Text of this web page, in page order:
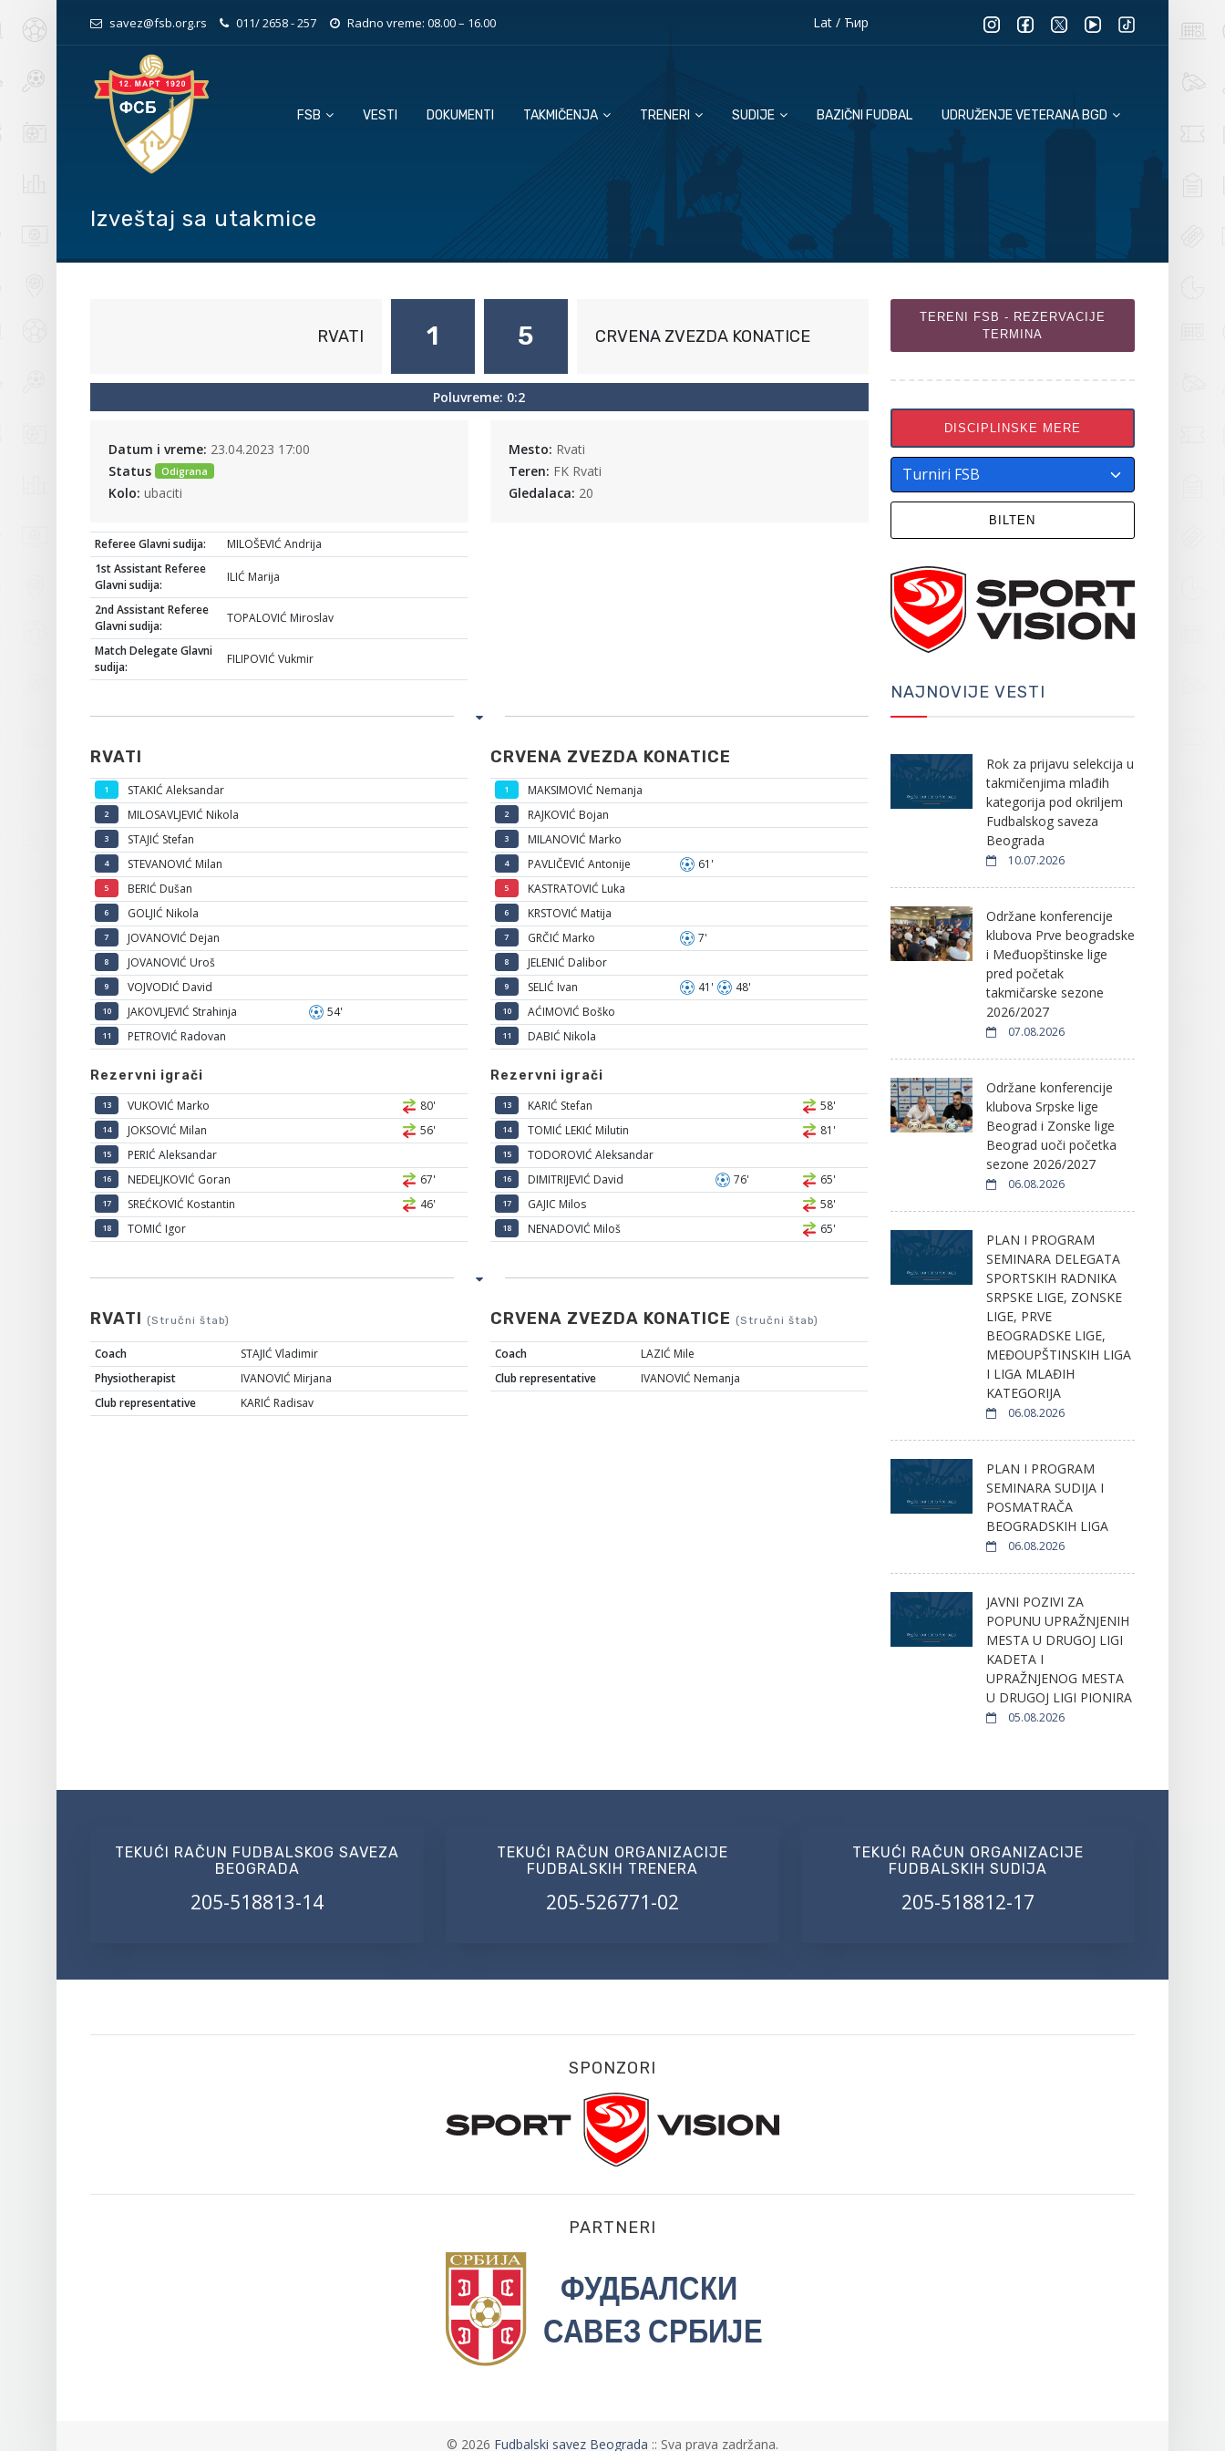
savez@fsb.org.rs 011/ 2658 - 257 Radno vreme: 08.00 – 16.00 Lat/ Ћир
FSB VESTI DOKUMENTI TAKMIČENJA TRENERI SUDIJE BAZIČNI FUDBAL UDRUŽENJE VETERANA BGD
Izveštaj sa utakmice
RVATI 1 5 CRVENA ZVEZDA KONATICE
Poluvreme: 0:2
Datum i vreme: 23.04.2023 17:00
Status
Odigrana
Kolo: ubaciti
Mesto: Rvati
Teren: FK Rvati
Gledalaca: 20
Referee Glavni sudija:
MILOŠEVIĆ Andrija
1st Assistant Referee
Glavni sudija:
ILIĆ Marija
2nd Assistant Referee
Glavni sudija:
TOPALOVIĆ Miroslav
Match Delegate Glavni
sudija:
FILIPOVIĆ Vukmir
RVATI
1 STAKIĆ Aleksandar
2 MILOSAVLJEVIĆ Nikola
3 STAJIĆ Stefan
4 STEVANOVIĆ Milan
5 BERIĆ Dušan
6 GOLJIĆ Nikola
7 JOVANOVIĆ Dejan
8 JOVANOVIĆ Uroš
9 VOJVODIĆ David
10 JAKOVLJEVIĆ Strahinja 54'
11 PETROVIĆ Radovan
Rezervni igrači
13 VUKOVIĆ Marko 80'
14 JOKSOVIĆ Milan 56'
15 PERIĆ Aleksandar
16 NEDELJKOVIĆ Goran 67'
17 SREĆKOVIĆ Kostantin 46'
18 TOMIĆ Igor
CRVENA ZVEZDA KONATICE
1 MAKSIMOVIĆ Nemanja
2 RAJKOVIĆ Bojan
3 MILANOVIĆ Marko
4 PAVLIČEVIĆ Antonije 61'
5 KASTRATOVIĆ Luka
6 KRSTOVIĆ Matija
7 GRČIĆ Marko 7'
8 JELENIĆ Dalibor
9 SELIĆ Ivan 41' 48'
10 AĆIMOVIĆ Boško
11 DABIĆ Nikola
Rezervni igrači
13 KARIĆ Stefan 58'
14 TOMIĆ LEKIĆ Milutin 81'
15 TODOROVIĆ Aleksandar
16 DIMITRIJEVIĆ David 76' 65'
17 GAJIC Milos 58'
18 NENADOVIĆ Miloš 65'
RVATI (Stručni štab)
Coach
STAJIĆ Vladimir
Physiotherapist
IVANOVIĆ Mirjana
Club representative
KARIĆ Radisav
CRVENA ZVEZDA KONATICE (Stručni štab)
Coach
LAZIĆ Mile
Club representative
IVANOVIĆ Nemanja
TERENI FSB - REZERVACIJE
TERMINA
DISCIPLINSKE MERE
BILTEN
NAJNOVIJE VESTI
Rok za prijavu selekcija u
takmičenjima mlađih
kategorija pod okriljem
Fudbalskog saveza
Beograda
10.07.2026
Održane konferencije
klubova Prve beogradske
i Međuopštinske lige
pred početak
takmičarske sezone
2026/2027
07.08.2026
Održane konferencije
klubova Srpske lige
Beograd i Zonske lige
Beograd uoči početka
sezone 2026/2027
06.08.2026
PLAN I PROGRAM
SEMINARA DELEGATA
SPORTSKIH RADNIKA
SRPSKE LIGE, ZONSKE
LIGE, PRVE
BEOGRADSKE LIGE,
MEĐOUPŠTINSKIH LIGA
I LIGA MLAĐIH
KATEGORIJA
06.08.2026
PLAN I PROGRAM
SEMINARA SUDIJA I
POSMATRAČA
BEOGRADSKIH LIGA
06.08.2026
JAVNI POZIVI ZA
POPUNU UPRAŽNJENIH
MESTA U DRUGOJ LIGI
KADETA I
UPRAŽNJENOG MESTA
U DRUGOJ LIGI PIONIRA
05.08.2026
TEKUĆI RAČUN FUDBALSKOG SAVEZA
BEOGRADA
205-518813-14
TEKUĆI RAČUN ORGANIZACIJE
FUDBALSKIH TRENERA
205-526771-02
TEKUĆI RAČUN ORGANIZACIJE
FUDBALSKIH SUDIJA
205-518812-17
SPONZORI
PARTNERI
© 2026 Fudbalski savez Beograda :: Sva prava zadržana.